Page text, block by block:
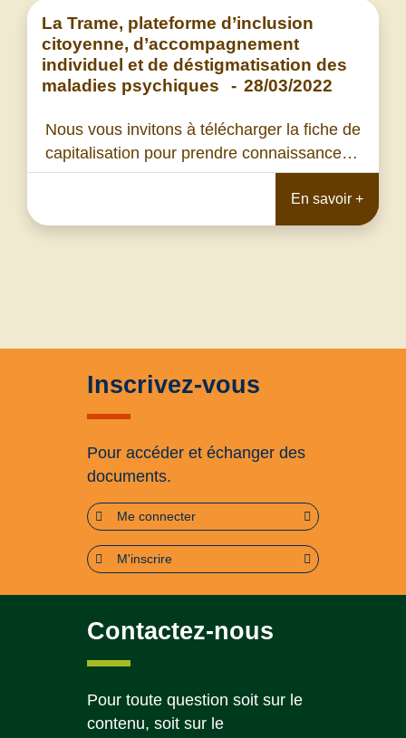
La Trame, plateforme d’inclusion
citoyenne, d’accompagnement
individuel et de déstigmatisation des
maladies psychiques
- 28/03/2022
Nous vous invitons à télécharger la fiche de
capitalisation pour prendre connaissance…
En savoir +
Inscrivez-vous
Pour accéder et échanger des
documents.
Me connecter
M'inscrire
Contactez-nous
Pour toute question soit sur le
contenu, soit sur le